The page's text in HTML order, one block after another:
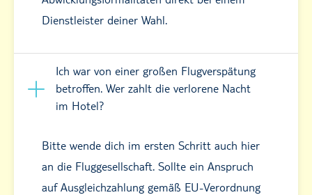
Dienstleister deiner Wahl.
Ich war von einer großen Flugverspätung
betroffen. Wer zahlt die verlorene Nacht
im Hotel?
Bitte wende dich im ersten Schritt auch hier
an die Fluggesellschaft. Sollte ein Anspruch
auf Ausgleichzahlung gemäß EU-Verordnung